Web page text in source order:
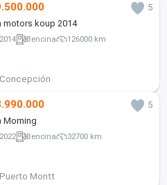
5
motors koup 2014
2014 Bencina 126000 km
Concepción
5
Morning
2022 Bencina 32700 km
Puerto Montt